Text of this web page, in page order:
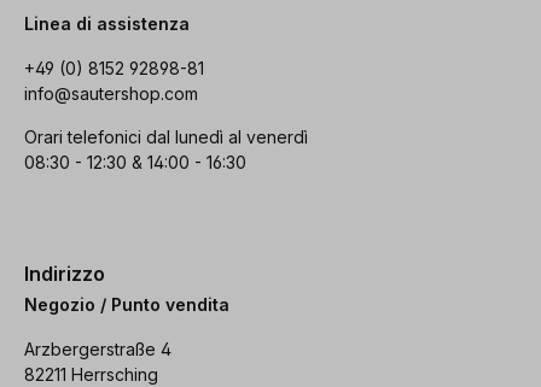
Linea di assistenza
+49 (0) 8152 92898-81
info@sautershop.com
Orari telefonici dal lunedì al venerdì
08:30 - 12:30 & 14:00 - 16:30
Indirizzo
Negozio / Punto vendita
Arzbergerstraße 4
82211 Herrsching